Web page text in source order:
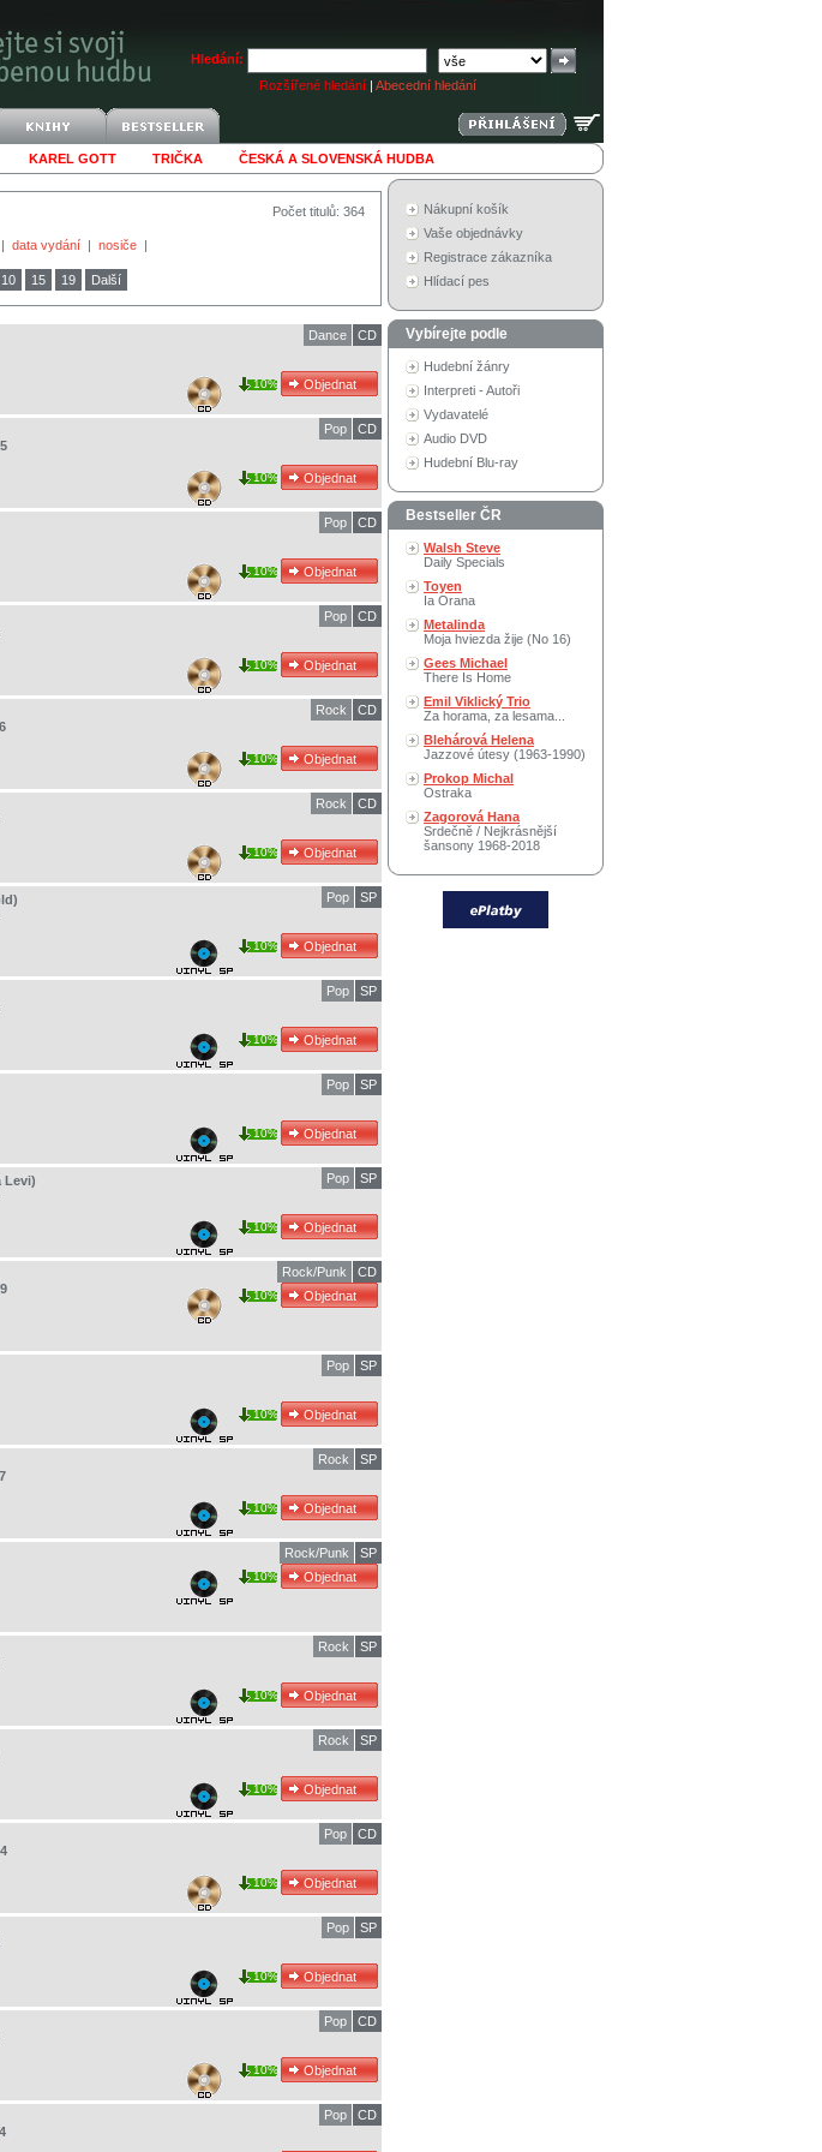
Hledání:
Rozšířené hledání | Abecední hledání
KAREL GOTT TRIČKA ČESKÁ A SLOVENSKÁ HUDBA
Počet titulů: 364
| data vydání | nosiče |
10 15 19 Další
CD
Dance
10%
CD
Pop
10%
CD
Pop
10%
CD
Pop
10%
CD
Rock
10%
CD
Rock
10%
SP
Pop
10%
SP
Pop
10%
SP
Pop
10%
Levi)
SP
Pop
10%
CD
Rock/Punk
10%
SP
Pop
10%
SP
Rock
10%
SP
Rock/Punk
10%
SP
Rock
10%
SP
Rock
10%
CD
Pop
10%
SP
Pop
10%
CD
Pop
10%
CD
Pop
Nákupní košík
Vaše objednávky
Registrace zákazníka
Hlídací pes
Vybírejte podle
Hudební žánry
Interpreti - Autoři
Vydavatelé
Audio DVD
Hudební Blu-ray
Bestseller ČR
Walsh Steve
Daily Specials
Toyen
Ia Orana
Metalinda
Moja hviezda žije (No 16)
Gees Michael
There Is Home
Emil Viklický Trio
Za horama, za lesama...
Blehárová Helena
Jazzové útesy (1963-1990)
Prokop Michal
Ostraka
Zagorová Hana
Srdečně / Nejkrásnější
šansony 1968-2018